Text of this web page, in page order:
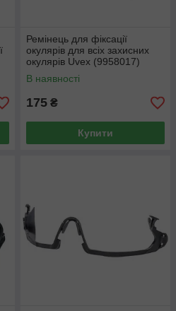
Ремінець для фіксації
окулярів для всіх захисних
окулярів Uvex (9958017)
В наявності
175 ₴
Купити